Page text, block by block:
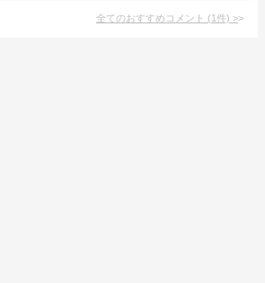
全てのおすすめコメント (1件) >